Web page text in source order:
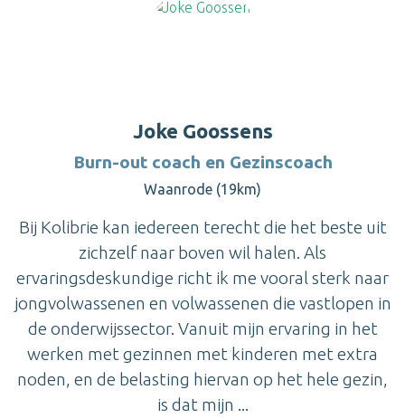
Joke Goossens
Burn-out coach en Gezinscoach
Waanrode (19km)
Bij Kolibrie kan iedereen terecht die het beste uit
zichzelf naar boven wil halen. Als
ervaringsdeskundige richt ik me vooral sterk naar
jongvolwassenen en volwassenen die vastlopen in
de onderwijssector. Vanuit mijn ervaring in het
werken met gezinnen met kinderen met extra
noden, en de belasting hiervan op het hele gezin,
is dat mijn ...